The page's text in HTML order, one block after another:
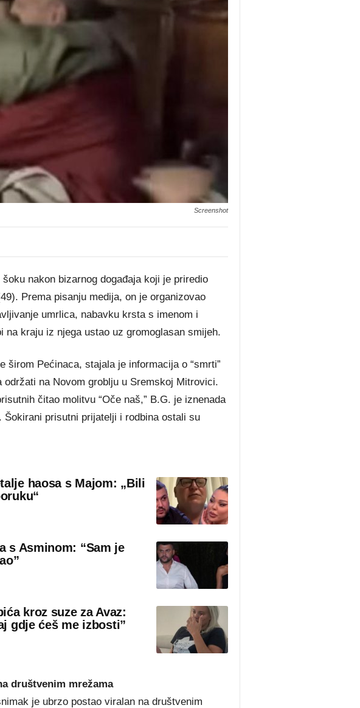
Screenshot
nakon bizarnog događaja koji je priredio
Prema pisanju medija, on je organizovao
umrlica, nabavku krsta s imenom i
na kraju iz njega ustao uz gromoglasan smijeh.
širom Pećinaca, stajala je informacija o “smrti”
na Novom groblju u Sremskoj Mitrovici.
čitao molitvu “Oče naš,” B.G. je iznenada
prisutni prijatelji i rodbina ostali su
haosa s Majom: „Bili
s Asminom: “Sam je
kroz suze za Avaz:
gdje ćeš me izbosti”
društvenim mrežama
je ubrzo postao viralan na društvenim